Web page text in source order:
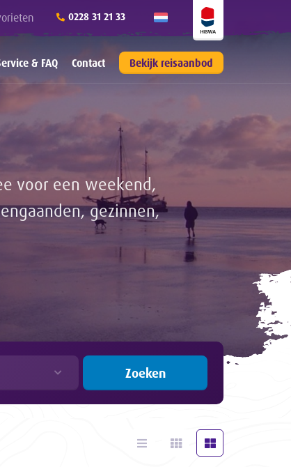
0228 31 21 33
& FAQ Contact Bekijk reisaanbod
voor een weekend,
gezinnen,
Zoeken